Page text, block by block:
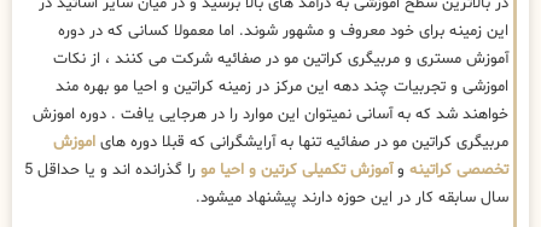
این زمینه برای خود معروف و مشهور شوند. اما معمولا کسانی که در دوره
آموزش مستری و مربیگری کراتین مو در صفائیه شرکت می کنند ، از نکات
اموزشی و تجربیات چند دهه این مرکز در زمینه کراتین و احیا مو بهره مند
خواهند شد که به آسانی نمیتوان این موارد را در هرجایی یافت . دوره اموزش
مربیگری کراتین مو در صفائیه تنها به آرایشگرانی که قبلا دوره های اموزش
تخصصی کراتینه وآموزش تکمیلی کرتین و احیا مو
را گذرانده اند و یا حداقل 5
سال سابقه کار در این حوزه دارند پیشنهاد میشود.